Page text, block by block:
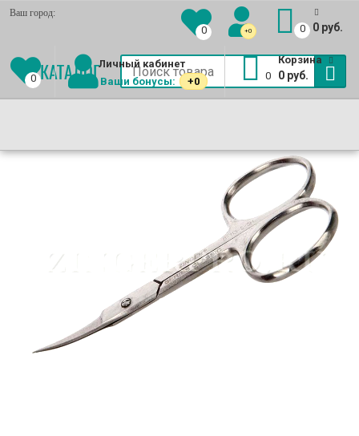
Ваш город:
Еще
Маникюрные комплекты
Книпсеры
Пинцеты для бровей
Ресницы накладные
КАТАЛОГ
0 +0 0 0 руб.
0
Личный кабинет
Ваши бонусы:
+0
Корзина
0
0 руб.
МАНИКЮРНЫЕКУСАЧКИ МАНИКЮРНЫЕ
ТЕРКИ
ДЛЯ
НОГ
ZINGER
ПИЛКИ
НОГТЕЙ
ZINGER
ЕЩЕ